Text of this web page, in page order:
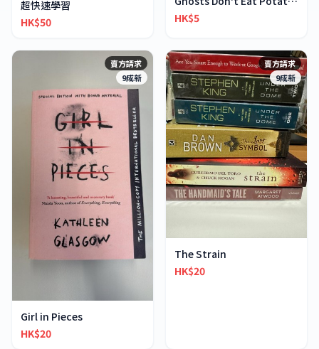
超快速學習
HK$50
HK$5
賣方請求
9成新
Girl in Pieces
HK$20
賣方請求
9成新
The Strain
HK$20